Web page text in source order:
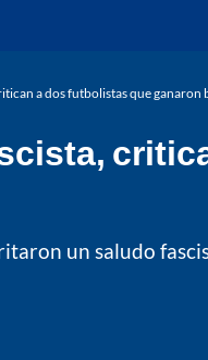
a dos futbolistas que
un saludo